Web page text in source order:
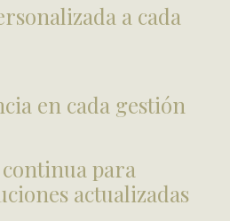
a cada
en cada gestión
para
actualizadas